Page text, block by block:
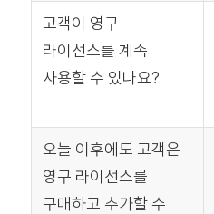
고객이 영구
라이선스를 계속
사용할 수 있나요?
오늘 이후에도 고객은
영구 라이선스를
구매하고 추가할 수